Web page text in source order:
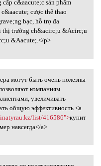
c&aacute;c sản phẩm
cược thể thao
bạc, hỗ trợ đa
thị trường ch&acirc;u &Acirc;u
&Aacute;.</p>
могут быть
могут быть очень полезны
компаниям
увеличивать
общую эффективность <a
list/416586">купит
навсегда</a>